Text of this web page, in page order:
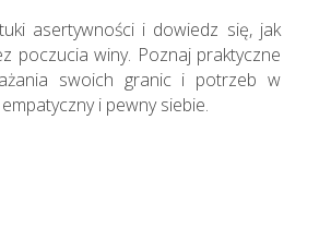
asertywności i dowiedz się, jak
poczucia winy. Poznaj praktyczne
swoich granic i potrzeb w
i pewny siebie.